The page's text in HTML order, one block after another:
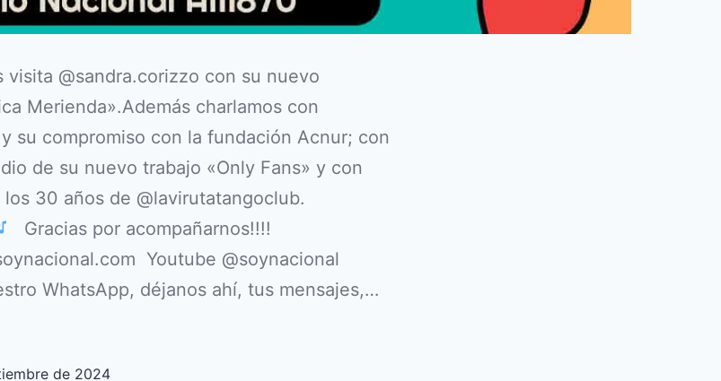
visita @sandra.corizzo con su nuevo
Merienda».Además charlamos con
su compromiso con la fundación Acnur; con
de su nuevo trabajo «Only Fans» y con
30 años de @lavirutatangoclub.
Gracias por acompañarnos!!!!
Youtube @soynacional
WhatsApp, déjanos ahí, tus mensajes,…
de 2024